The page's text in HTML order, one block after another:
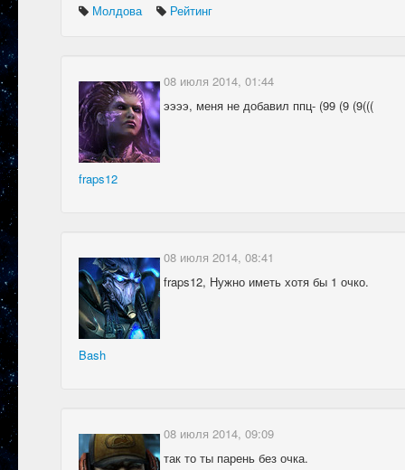
Молдова Рейтинг
fraps12
08 июля 2014, 01:44
ээээ, меня не добавил ппц- (99 (9 (9(((
Bash
08 июля 2014, 08:41
fraps12, Нужно иметь хотя бы 1 очко.
08 июля 2014, 09:09
так то ты парень без очка.